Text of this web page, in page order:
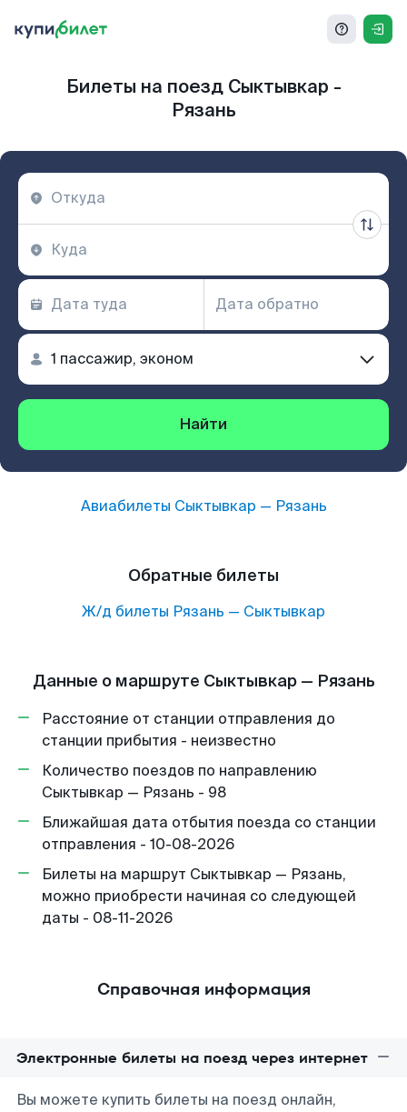
Билеты на поезд Сыктывкар -
Рязань
Найти
Авиабилеты Сыктывкар — Рязань
Обратные билеты
Ж/д билеты Рязань — Сыктывкар
Данные о маршруте Сыктывкар — Рязань
Расстояние от станции отправления до
станции прибытия - неизвестно
Количество поездов по направлению
Сыктывкар — Рязань - 98
Ближайшая дата отбытия поезда со станции
отправления - 10-08-2026
Билеты на маршрут Сыктывкар — Рязань,
можно приобрести начиная со следующей
даты - 08-11-2026
Справочная информация
Электронные билеты на поезд через интернет
Вы можете купить билеты на поезд онлайн,